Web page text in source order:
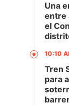
Una
entre
el
10:10
Tren
para